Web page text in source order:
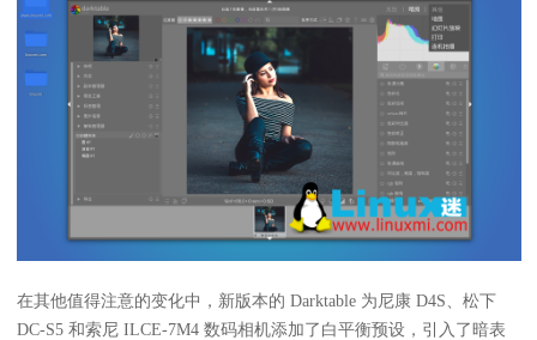
在其他值得注意的变化中，新版本的 Darktable 为尼康 D4S、松下
DC-S5 和索尼 ILCE-7M4 数码相机添加了白平衡预设，引入了暗表